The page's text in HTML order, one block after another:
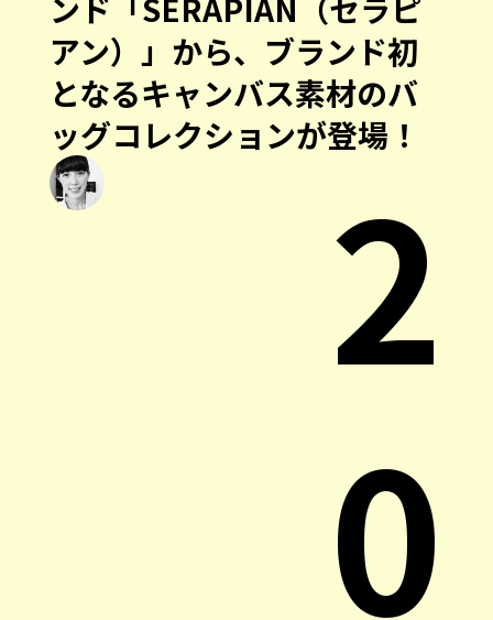
ンド「SERAPIAN（セラピ
アン）」から、ブランド初
となるキャンバス素材のバ
ッグコレクションが登場！
2
0